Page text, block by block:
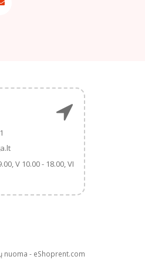
V 10.00 - 18.00, VI
nuoma - eShoprent.com